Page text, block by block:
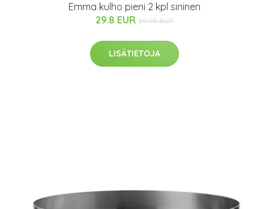
Emma kulho pieni 2 kpl sininen
29.8 EUR 39.95 EUR
LISÄTIETOJA